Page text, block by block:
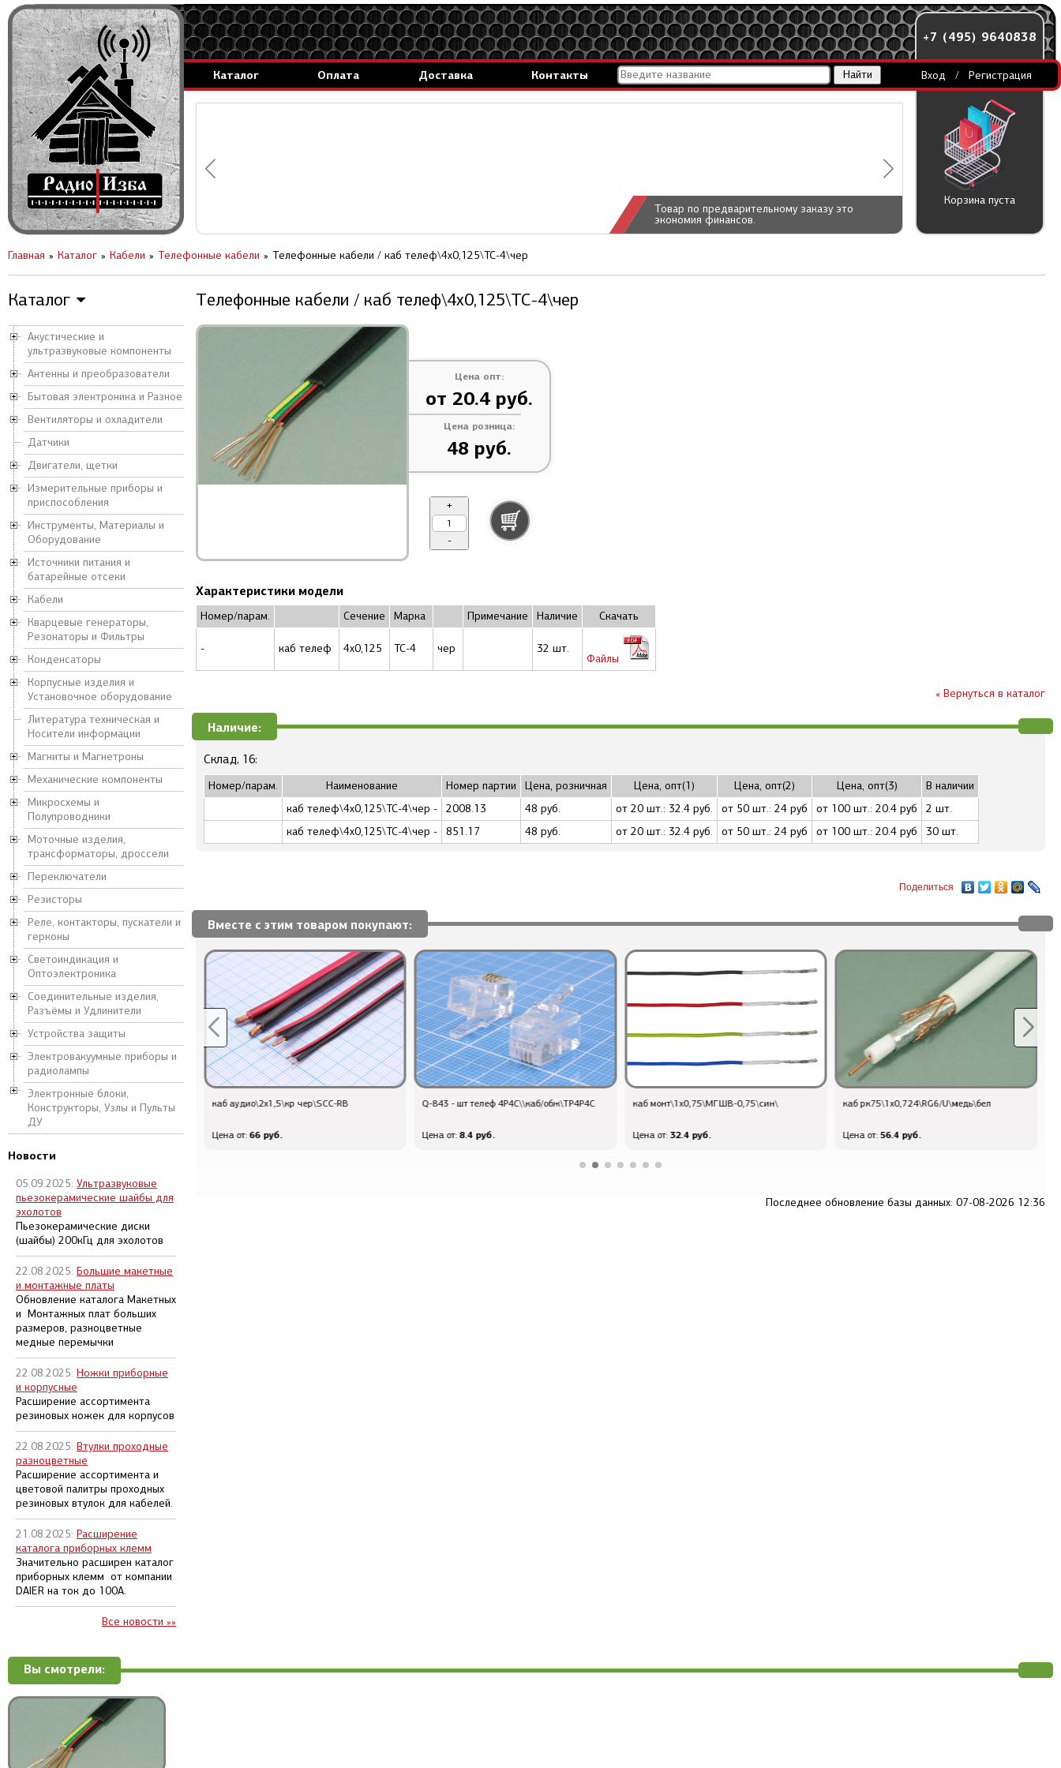
Каталог Оплата Доставка Контакты
генераторы.
за 1 день.
Товар по предварительному заказу это
экономия финансов.
+7 (495) 9640838
Вход / Регистрация
Корзина пуста
Каталог ▼
Акустические и
ультразвуковые компоненты
Антенны и преобразователи
Бытовая электроника и Разное
Вентиляторы и охладители
Датчики
Двигатели, щетки
Измерительные приборы и
приспособления
Инструменты, Материалы и
Оборудование
Источники питания и
батарейные отсеки
Кабели
Кварцевые генераторы,
Резонаторы и Фильтры
Конденсаторы
Корпусные изделия и
Установочное оборудование
Литература техническая и
Носители информации
Магниты и Магнетроны
Механические компоненты
Микросхемы и
Полупроводники
Моточные изделия,
трансформаторы, дроссели
Переключатели
Резисторы
Реле, контакторы, пускатели и
герконы
Светоиндикация и
Оптоэлектроника
Соединительные изделия,
Разъёмы и Удлинители
Устройства защиты
Электровакуумные приборы и
радиолампы
Электронные блоки,
Конструкторы, Узлы и Пульты
ДУ
Новости
05.09.2025: Ультразвуковые
пьезокерамические шайбы для
эхолотов
Пьезокерамические диски
(шайбы) 200кГц для эхолотов
22.08.2025: Большие макетные
и монтажные платы
Обновление каталога Макетных
и Монтажных плат больших
размеров, разноцветные
медные перемычки
22.08.2025: Ножки приборные
и корпусные
Расширение ассортимента
резиновых ножек для корпусов
22.08.2025: Втулки проходные
разноцветные
Расширение ассортимента и
цветовой палитры проходных
резиновых втулок для кабелей.
21.08.2025: Расширение
каталога приборных клемм
Значительно расширен каталог
приборных клемм от компании
DAIER на ток до 100А.
Все новости »»
Телефонные кабели / каб телеф\4x0,125\ТС-4\чер
Главная Каталог Кабели Телефонные кабели Телефонные кабели / каб телеф\4x0,125\ТС-4\чер
Цена опт:
от 20.4 руб.
Цена розница:
48 руб.
+
-
Характеристики модели
Номер/парам. Сечение Марка Примечание Наличие Скачать
- каб телеф 4x0,125 ТС-4 чер 32 шт.
Файлы
« Вернуться в каталог
Наличие:
Склад, 16:
Номер/парам. Наименование Номер партии Цена, розничная Цена, опт(1) Цена, опт(2) Цена, опт(3)
В наличии
каб телеф\4x0,125\ТС-4\чер -
2008.13 48 руб. от 20 шт.: 32.4 руб. от 50 шт.: 24 руб от 100 шт.: 20.4 руб
2 шт.
каб телеф\4x0,125\ТС-4\чер -
851.17 48 руб. от 20 шт.: 32.4 руб. от 50 шт.: 24 руб от 100 шт.: 20.4 руб 30 шт.
Поделиться
Вместе с этим товаром покупают:
каб аудио\2x1,5\кр чер\SCC-RB
Цена от:66 руб.
Q-843 - шт телеф 4P4C\\каб/обж\TP4P4C
Цена от: 8.4 руб.
каб монт\1x0,75\МГШВ-0,75\син\
Цена от: 32.4 руб.
каб рк75\1x0,724\RG6/U\медь\бел
Цена от: 56.4 руб.
каб в/пара FTP-4\8-7x0,16\\экран\CAT-
Цена от: 114 руб.
Последнее обновление базы данных: 07-08-2026 12:36
Вы смотрели: